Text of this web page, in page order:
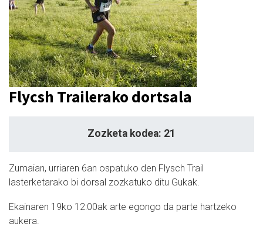
Flycsh Trailerako dortsala
Zozketa kodea: 21
Zumaian, urriaren 6an ospatuko den Flysch Trail
lasterketarako bi dorsal zozkatuko ditu Gukak.
Ekainaren 19ko 12:00ak arte egongo da parte hartzeko
aukera.